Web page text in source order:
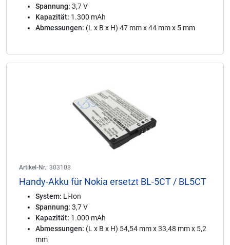
Spannung: 3,7 V
Kapazität: 1.300 mAh
Abmessungen: (L x B x H) 47 mm x 44 mm x 5 mm
Artikel-Nr.: 303108
Handy-Akku für Nokia ersetzt BL-5CT / BL5CT
System: Li-Ion
Spannung: 3,7 V
Kapazität: 1.000 mAh
Abmessungen: (L x B x H) 54,54 mm x 33,48 mm x 5,2
mm